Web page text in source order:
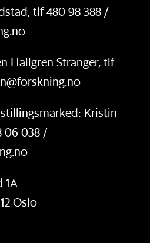
tlf 480 98 388 /
Hallgren Stranger, tlf
Kristin
06 038 /
1A
Oslo